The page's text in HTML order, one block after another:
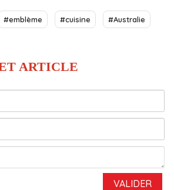
#emblème #cuisine #Australie